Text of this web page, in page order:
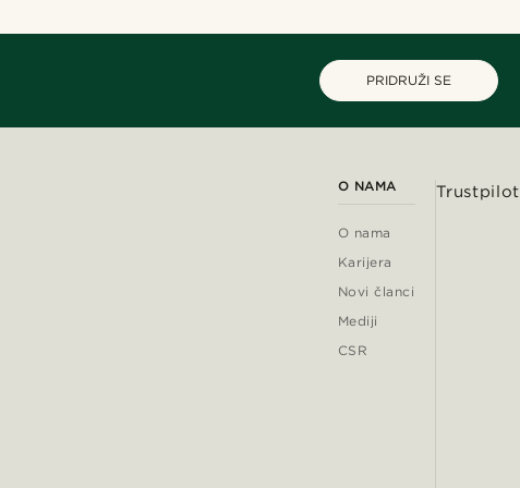
PRIDRUŽI SE
O NAMA
O nama
Karijera
Novi članci
Mediji
CSR
Trustpilot